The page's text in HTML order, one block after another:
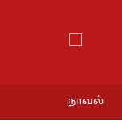
நாவல்